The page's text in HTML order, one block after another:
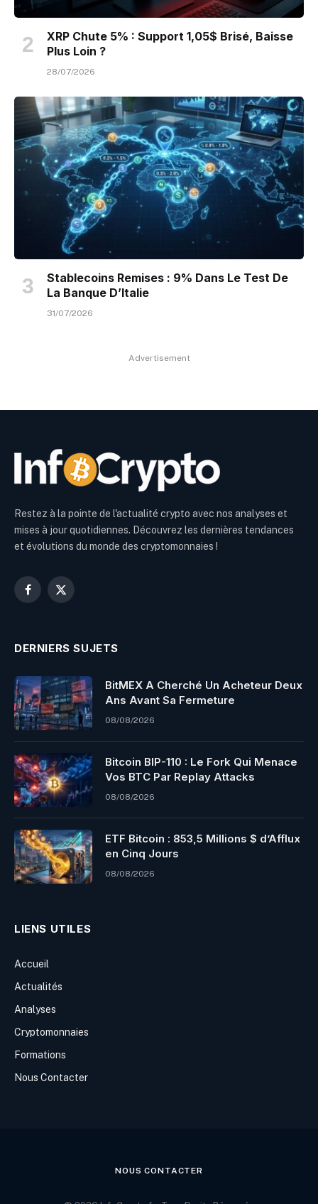
XRP Chute 5% : Support 1,05$ Brisé, Baisse
Plus Loin ?
28/07/2026
Stablecoins Remises : 9% Dans Le Test De
La Banque D’Italie
31/07/2026
Advertisement
Restez à la pointe de l'actualité crypto avec nos analyses et
mises à jour quotidiennes. Découvrez les dernières tendances
et évolutions du monde des cryptomonnaies !
Facebook
X
DERNIERS SUJETS
BitMEX A Cherché Un Acheteur Deux
Ans Avant Sa Fermeture
08/08/2026
Bitcoin BIP-110 : Le Fork Qui Menace
Vos BTC Par Replay Attacks
08/08/2026
ETF Bitcoin : 853,5 Millions $ d’Afflux
en Cinq Jours
08/08/2026
LIENS UTILES
Accueil
Actualités
Analyses
Cryptomonnaies
Formations
Nous Contacter
NOUS CONTACTER